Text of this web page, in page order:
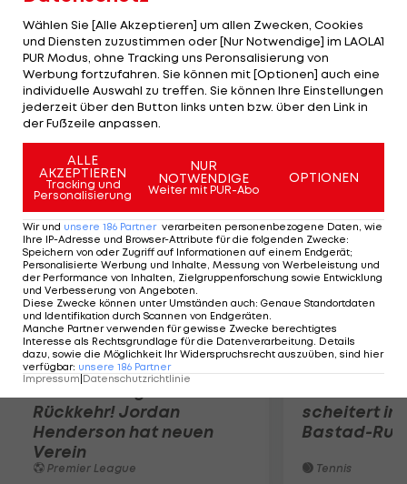
drinnen: "Eigentlich bin ich zufrieden, aber der
Start war sehr schwach", so das Resümee von
Schrott. Die Goldmedaille geht an Australien. Sally
Pearson triumphiert in 7,73 Sekunden (Welt-
Saisonbestleistung).
Mehr zum Thema
Rückkehr! Jordan
Henderson hat neuen
Verein
Premier League
scheitert in
Bastad-
Tennis
Wählen Sie [Alle Akzeptieren] um allen Zwecken, Cookies
und Diensten zuzustimmen oder [Nur Notwendige] im LAOLA1
PUR Modus, ohne Tracking uns Peronsalisierung von
Werbung fortzufahren. Sie können mit [Optionen] auch eine
individuelle Auswahl zu treffen. Sie können Ihre Einstellungen
jederzeit über den Button links unten bzw. über den Link in
der Fußzeile anpassen.
ALLE
AKZEPTIEREN
Tracking und
Personalisierung
NUR
NOTWENDIGE
Weiter mit PUR-Abo
OPTIONEN
Wir und unsere 186 Partner verarbeiten personenbezogene Daten, wie
Ihre IP-Adresse und Browser-Attribute für die folgenden Zwecke:
Speichern von oder Zugriff auf Informationen auf einem Endgerät;
Personalisierte Werbung und Inhalte, Messung von Werbeleistung und
der Performance von Inhalten, Zielgruppenforschung sowie Entwicklung
und Verbesserung von Angeboten.
Diese Zwecke können unter Umständen auch: Genaue Standortdaten
und Identifikation durch Scannen von Endgeräten.
Manche Partner verwenden für gewisse Zwecke berechtigtes
Interesse als Rechtsgrundlage für die Datenverarbeitung. Details
dazu, sowie die Möglichkeit Ihr Widerspruchsrecht auszuüben, sind hier
verfügbar: unsere 186 Partner
Impressum Datenschutzrichtlinie